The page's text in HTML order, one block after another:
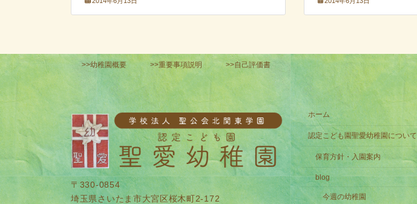
>>幼稚園概要 >>重要事項説明 >>自己評価書
〒330-0854
埼玉県さいたま市大宮区桜木町2-172
ホーム
認定こども園聖愛幼稚園について
保育方針・入園案内
blog
今週の幼稚園